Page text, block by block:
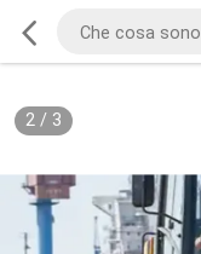
2/ 3